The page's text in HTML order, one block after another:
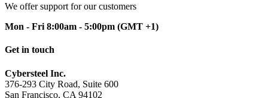
We offer support for our customers
Mon - Fri 8:00am - 5:00pm (GMT +1)
Get in touch
Cybersteel Inc.
376-293 City Road, Suite 600
San Francisco, CA 94102